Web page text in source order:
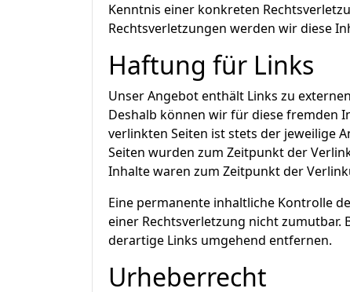
Kenntnis einer konkreten
Rechtsverletzungen werden wir diese
Haftung für Links
Unser Angebot enthält Links zu
Deshalb können wir für diese fremden
verlinkten Seiten ist stets der jeweilige
Seiten wurden zum Zeitpunkt der
Inhalte waren zum Zeitpunkt der
Eine permanente inhaltliche Kontrolle
einer Rechtsverletzung nicht zumutbar.
derartige Links umgehend entfernen.
Urheberrecht